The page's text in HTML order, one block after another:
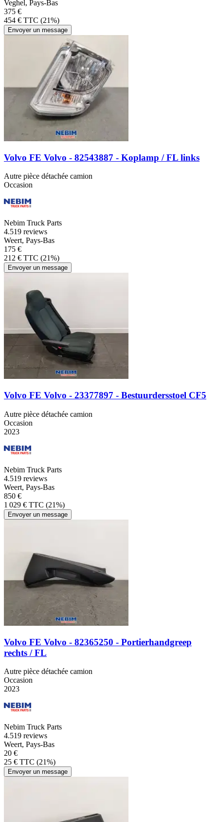
Veghel, Pays-Bas
375 €
454 € TTC (21%)
Envoyer un message
Volvo FE Volvo - 82543887 - Koplamp / FL links
Autre pièce détachée camion
Occasion
Nebim Truck Parts
4.519 reviews
Weert, Pays-Bas
175 €
212 € TTC (21%)
Envoyer un message
Volvo FE Volvo - 23377897 - Bestuurdersstoel CF5
Autre pièce détachée camion
Occasion
2023
Nebim Truck Parts
4.519 reviews
Weert, Pays-Bas
850 €
1 029 € TTC (21%)
Envoyer un message
Volvo FE Volvo - 82365250 - Portierhandgreep
rechts / FL
Autre pièce détachée camion
Occasion
2023
Nebim Truck Parts
4.519 reviews
Weert, Pays-Bas
20 €
25 € TTC (21%)
Envoyer un message